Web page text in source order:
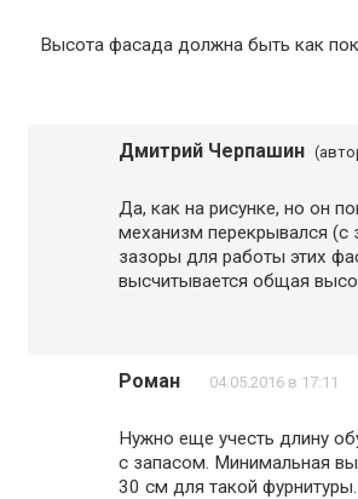
Высота фасада должна быть как
Дмитрий Черпашин
Да, как на рисунке, но он
механизм перекрывался (с
зазоры для работы этих
высчитывается общая
Роман 04.05.2016 в 17:11
Нужно еще учесть длину
с запасом. Минимальная
30 см для такой фурнитуры.